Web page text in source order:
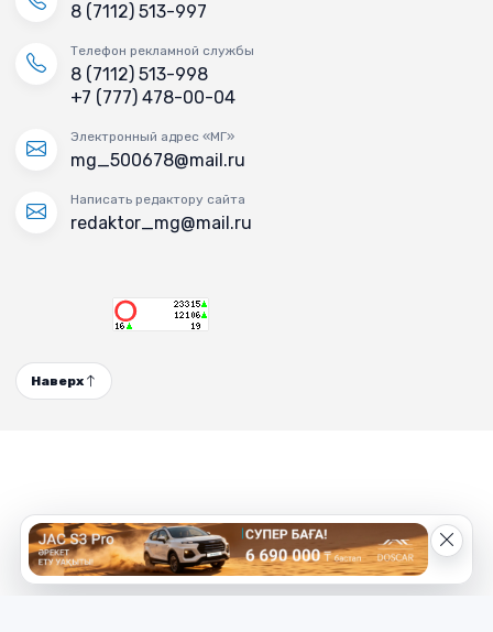
8 (7112) 513-997
Телефон рекламной службы
8 (7112) 513-998
+7 (777) 478-00-04
Электронный адрес «МГ»
mg_500678@mail.ru
Написать редактору сайта
redaktor_mg@mail.ru
Наверх